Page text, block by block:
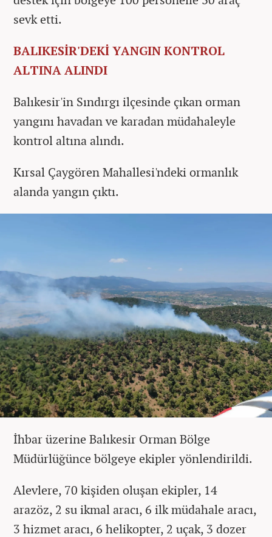
sevk etti.
BALIKESİR'DEKİ YANGIN KONTROL
ALTINA ALINDI
Balıkesir'in Sındırgı ilçesinde çıkan orman
yangını havadan ve karadan müdahaleyle
kontrol altına alındı.
Kırsal Çaygören Mahallesi'ndeki ormanlık
alanda yangın çıktı.
İhbar üzerine Balıkesir Orman Bölge
Müdürlüğünce bölgeye ekipler yönlendirildi.
Alevlere, 70 kişiden oluşan ekipler, 14
arazöz, 2 su ikmal aracı, 6 ilk müdahale aracı,
3 hizmet aracı, 6 helikopter, 2 uçak, 3 dozer